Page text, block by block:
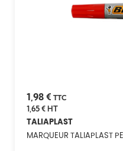
1,98 € TTC
1,65 €HT
TALIAPLAST
MARQUEUR TALIAPLAST